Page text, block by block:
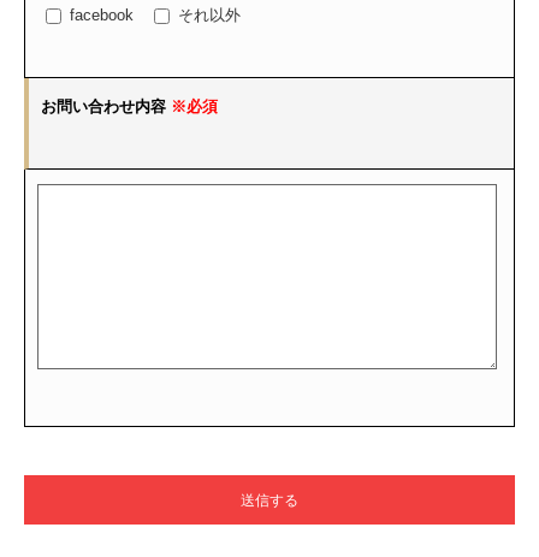
facebook
それ以外
お問い合わせ内容 ※必須